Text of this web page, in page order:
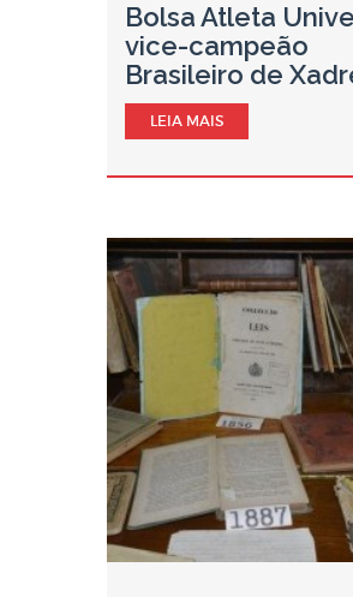
Bolsa Atleta
vice-campeão
Brasileiro de
LEIA MAIS